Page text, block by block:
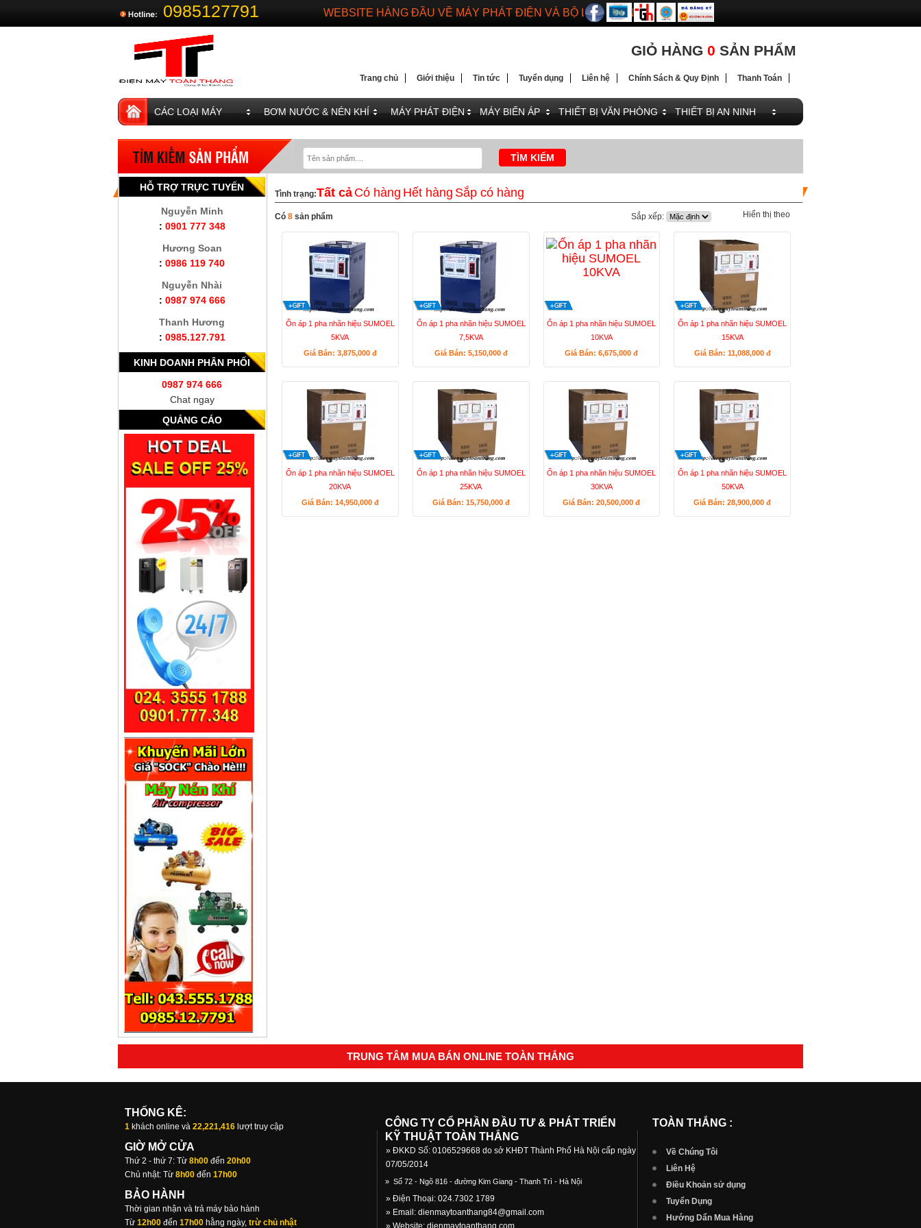
0985127791
WEBSITE HÀNG ĐẦU VỀ MÁY PHÁT ĐIỆN VÀ BỘ LƯU ĐIỆN
DIENMAYTOANTHANG.COM
GIỎ HÀNG 0 SẢN PHẨM
Trang chủ Giới thiệu Tin tức Tuyển dụng Liên hệ Chính Sách & Quy Định Thanh Toán
CÁC LOẠI MÁY BƠM NƯỚC & NÉN KHÍ MÁY PHÁT ĐIỆN MÁY BIẾN ÁP THIẾT BỊ VĂN PHÒNG THIẾT BỊ AN NINH
Tình trạng:Tất cả Có hàng Hết hàng Sắp có hàng
Có 8 sản phẩm Sắp xếp: Hiển thị theo
Ổn áp 1 pha nhãn hiệu SUMOEL
5KVA
Giá Bán: 3,875,000 đ
Ổn áp 1 pha nhãn hiệu SUMOEL
7,5KVA
Giá Bán: 5,150,000 đ
Ổn áp 1 pha nhãn hiệu SUMOEL
10KVA
Giá Bán: 6,675,000đ
Ổn áp 1 pha nhãn hiệu SUMOEL
15KVA
Giá Bán: 11,088,000 đ
Ổn áp 1 pha nhãn hiệu SUMOEL
20KVA
Giá Bán: 14,950,000 đ
Ổn áp 1 pha nhãn hiệu SUMOEL
25KVA
Giá Bán: 15,750,000 đ
Ổn áp 1 pha nhãn hiệu SUMOEL
30KVA
Giá Bán: 20,500,000đ
Ổn áp 1 pha nhãn hiệu SUMOEL
50KVA
Giá Bán: 28,900,000đ
HỖ TRỢ TRỰC TUYẾN
Nguyễn Minh
: 0901 777 348
Hương Soan
: 0986 119 740
Nguyễn Nhài
: 0987 974 666
Thanh Hương
: 0985.127.791
KINH DOANH PHÂN PHỐI
0987 974 666
Chat ngay
QUẢNG CÁO
TRUNG TÂM MUA BÁN ONLINE TOÀN THẮNG
THỐNG KÊ:
1 khách online và 22,221,416 lượt truy cập
GIỜ MỞ CỬA
Thứ 2 - thứ 7: Từ 8h00 đến 20h00
Chủ nhật: Từ 8h00 đến 17h00
BẢO HÀNH
Thời gian nhận và trả máy bảo hành
Từ 12h00 đến 17h00 hằng ngày, trừ chủ nhật
CÔNG TY CỔ PHẦN ĐẦU TƯ & PHÁT TRIỂN
KỸ THUẬT TOÀN THẮNG
» ĐKKD Số: 0106529668 do sở KHĐT Thành Phố Hà Nội cấp ngày
07/05/2014
» Số 72 - Ngõ 816 - đường Kim Giang - Thanh Trì - Hà Nội
» Điện Thoại: 024.7302 1789
» Email: dienmaytoanthang84@gmail.com
TOÀN THẮNG :
Về Chúng Tôi
Liên Hệ
Điều Khoản sử dụng
Tuyển Dụng
Hướng Dẩn Mua Hàng